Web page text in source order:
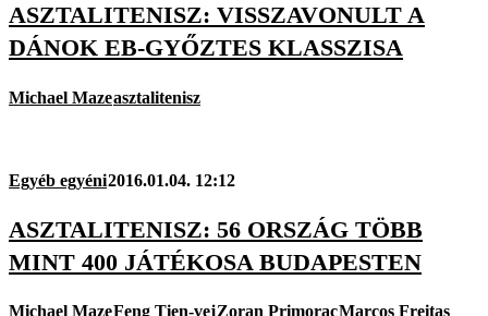
ASZTALITENISZ: VISSZAVONULT A
DÁNOK EB-GYŐZTES KLASSZISA
Michael Mazeasztalitenisz
Egyéb egyéni2016.01.04. 12:12
ASZTALITENISZ: 56 ORSZÁG TÖBB
MINT 400 JÁTÉKOSA BUDAPESTEN
Michael MazeFeng Tien-vejZoran PrimoracMarcos Freitas